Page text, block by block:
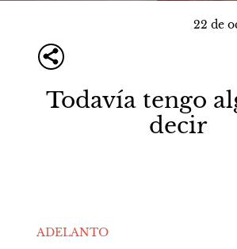
22 de
Todavía tengo
decir
ADELANTO